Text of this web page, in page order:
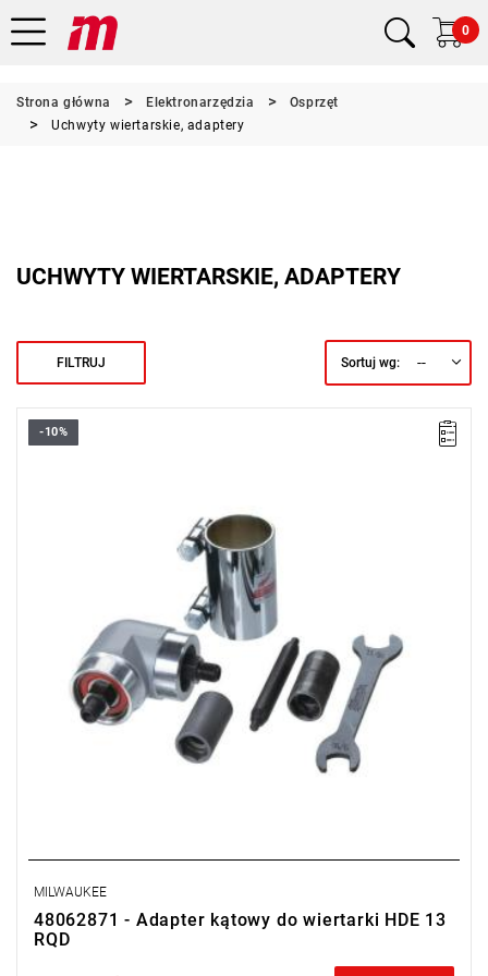
0
Strona główna Elektronarzędzia
Osprzęt
Uchwyty wiertarskie, adaptery
UCHWYTY WIERTARSKIE, ADAPTERY
FILTRUJ Sortuj wg: --
Transformuje prostą wiertarkę Milwaukee® HDE 13 RQD w
-10%
MILWAUKEE
48062871 - Adapter kątowy do wiertarki HDE 13
RQD